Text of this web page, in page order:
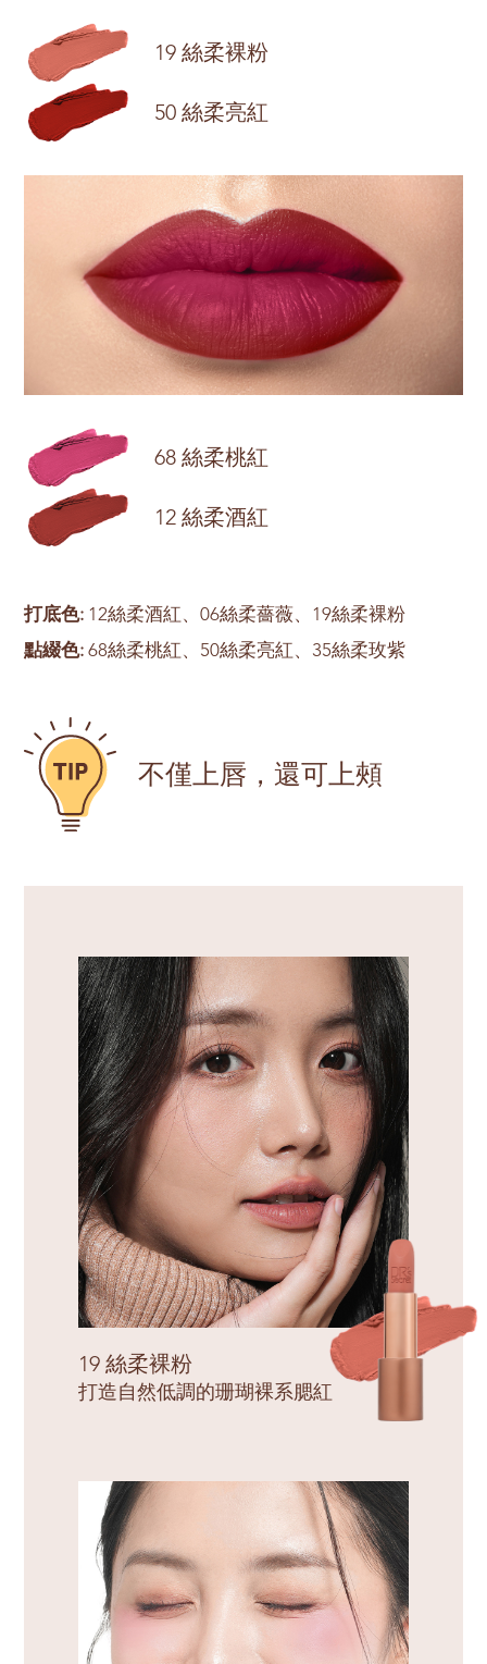
19 絲柔裸粉
50 絲柔亮紅
68 絲柔桃紅
12 絲柔酒紅
打底色: 12絲柔酒紅、06絲柔薔薇、19絲柔裸粉
點綴色: 68絲柔桃紅、50絲柔亮紅、35絲柔玫紫
不僅上唇，還可上頰
19 絲柔裸粉
打造自然低調的珊瑚裸系腮紅